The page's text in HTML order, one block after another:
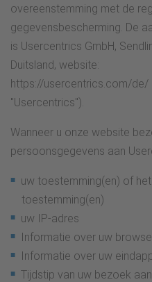
overeenstemming met de
gegevensbescherming. De
is Usercentrics GmbH,
Duitsland, website:
https://usercentrics.com/de/
"Usercentrics").
Wanneer u onze website
persoonsgegevens aan
uw toestemming(en) of
toestemming(en)
uw IP-adres
Informatie over uw
Informatie over uw
Tijdstip van uw bezoek